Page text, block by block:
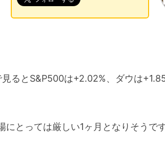
るとS&P500は+2.02%、ダウは
とっては厳しい1ヶ月となりそうです